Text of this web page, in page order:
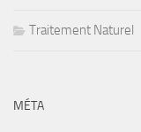
Traitement Naturel
MÉTA